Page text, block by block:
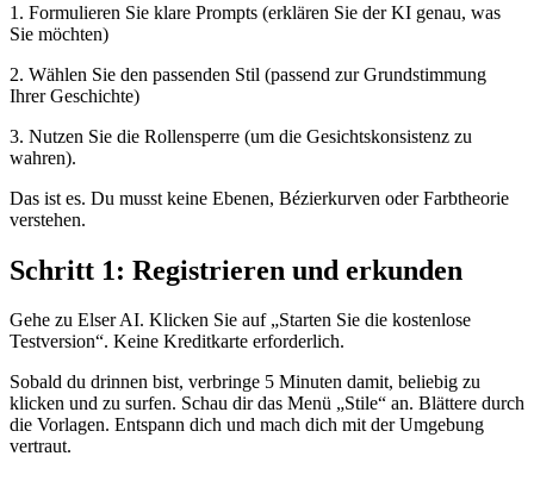
1. Formulieren Sie klare Prompts (erklären Sie der KI genau, was
Sie möchten)
2. Wählen Sie den passenden Stil (passend zur Grundstimmung
Ihrer Geschichte)
3. Nutzen Sie die Rollensperre (um die Gesichtskonsistenz zu
wahren).
Das ist es. Du musst keine Ebenen, Bézierkurven oder Farbtheorie
verstehen.
Schritt 1: Registrieren und erkunden
Gehe zu Elser AI. Klicken Sie auf „Starten Sie die kostenlose
Testversion“. Keine Kreditkarte erforderlich.
Sobald du drinnen bist, verbringe 5 Minuten damit, beliebig zu
klicken und zu surfen. Schau dir das Menü „Stile“ an. Blättere durch
die Vorlagen. Entspann dich und mach dich mit der Umgebung
vertraut.